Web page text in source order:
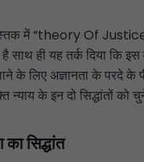
में “theory Of
है साथ ही यह तर्क दिया कि
के लिए अज्ञानता के परदे के
न्याय के इन दो सिद्धांतों को
सिद्धांत